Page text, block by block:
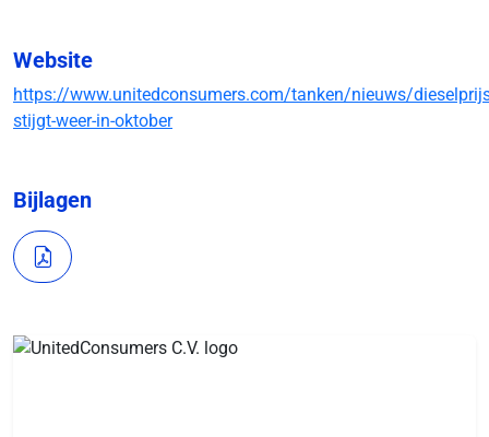
Website
https://www.unitedconsumers.com/tanken/nieuws/
stijgt-weer-in-oktober
Bijlagen